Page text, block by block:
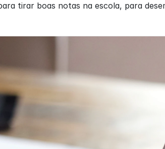
tirar boas notas na escola, para